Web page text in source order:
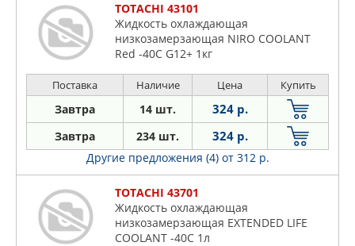
TOTACHI 43101
Жидкость охлаждающая
низкозамерзающая NIRO COOLANT
Red -40C G12+ 1кг
Поставка Наличие Цена Купить
Завтра 14 шт. 324 р.
Завтра 234 шт. 324 р.
Другие предложения (4) от 312 р.
TOTACHI 43701
Жидкость охлаждающая
низкозамерзающая EXTENDED LIFE
COOLANT -40C 1л